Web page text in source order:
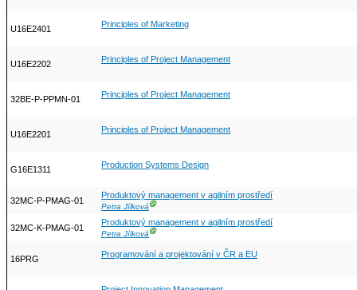
U16E2401 Principles of Marketing
U16E2202 Principles of Project Management
32BE-P-PPMN-01 Principles of Project Management
U16E2201 Principles of Project Management
G16E1311 Production Systems Design
32MC-P-PMAG-01
Produktový management v agilním prostředí
Petra JílkováⒼ
32MC-K-PMAG-01
Produktový management v agilním prostředí
Petra JílkováⒼ
16PRG Programování a projektování v ČR a EU